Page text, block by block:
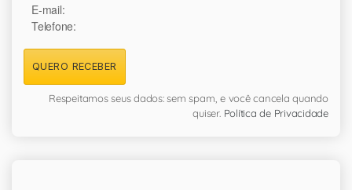
E-mail:
Telefone:
QUERO RECEBER
Respeitamos seus dados: sem spam, e você cancela quando
quiser. Política de Privacidade